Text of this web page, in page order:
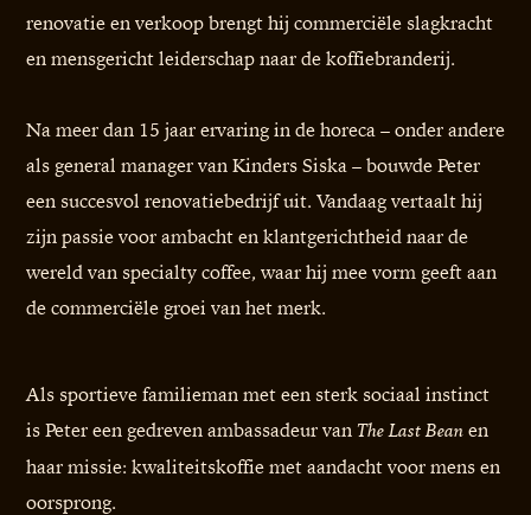
renovatie en verkoop brengt hij commerciële slagkracht
en mensgericht leiderschap naar de koffiebranderij.
Na meer dan 15 jaar ervaring in de horeca – onder andere
als general manager van Kinders Siska – bouwde Peter
een succesvol renovatiebedrijf uit. Vandaag vertaalt hij
zijn passie voor ambacht en klantgerichtheid naar de
wereld van specialty coffee, waar hij mee vorm geeft aan
de commerciële groei van het merk.
Als sportieve familieman met een sterk sociaal instinct
is Peter een gedreven ambassadeur van The Last Bean en
haar missie: kwaliteitskoffie met aandacht voor mens en
oorsprong.